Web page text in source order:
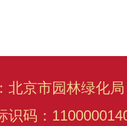
北京市园林绿化
识码：